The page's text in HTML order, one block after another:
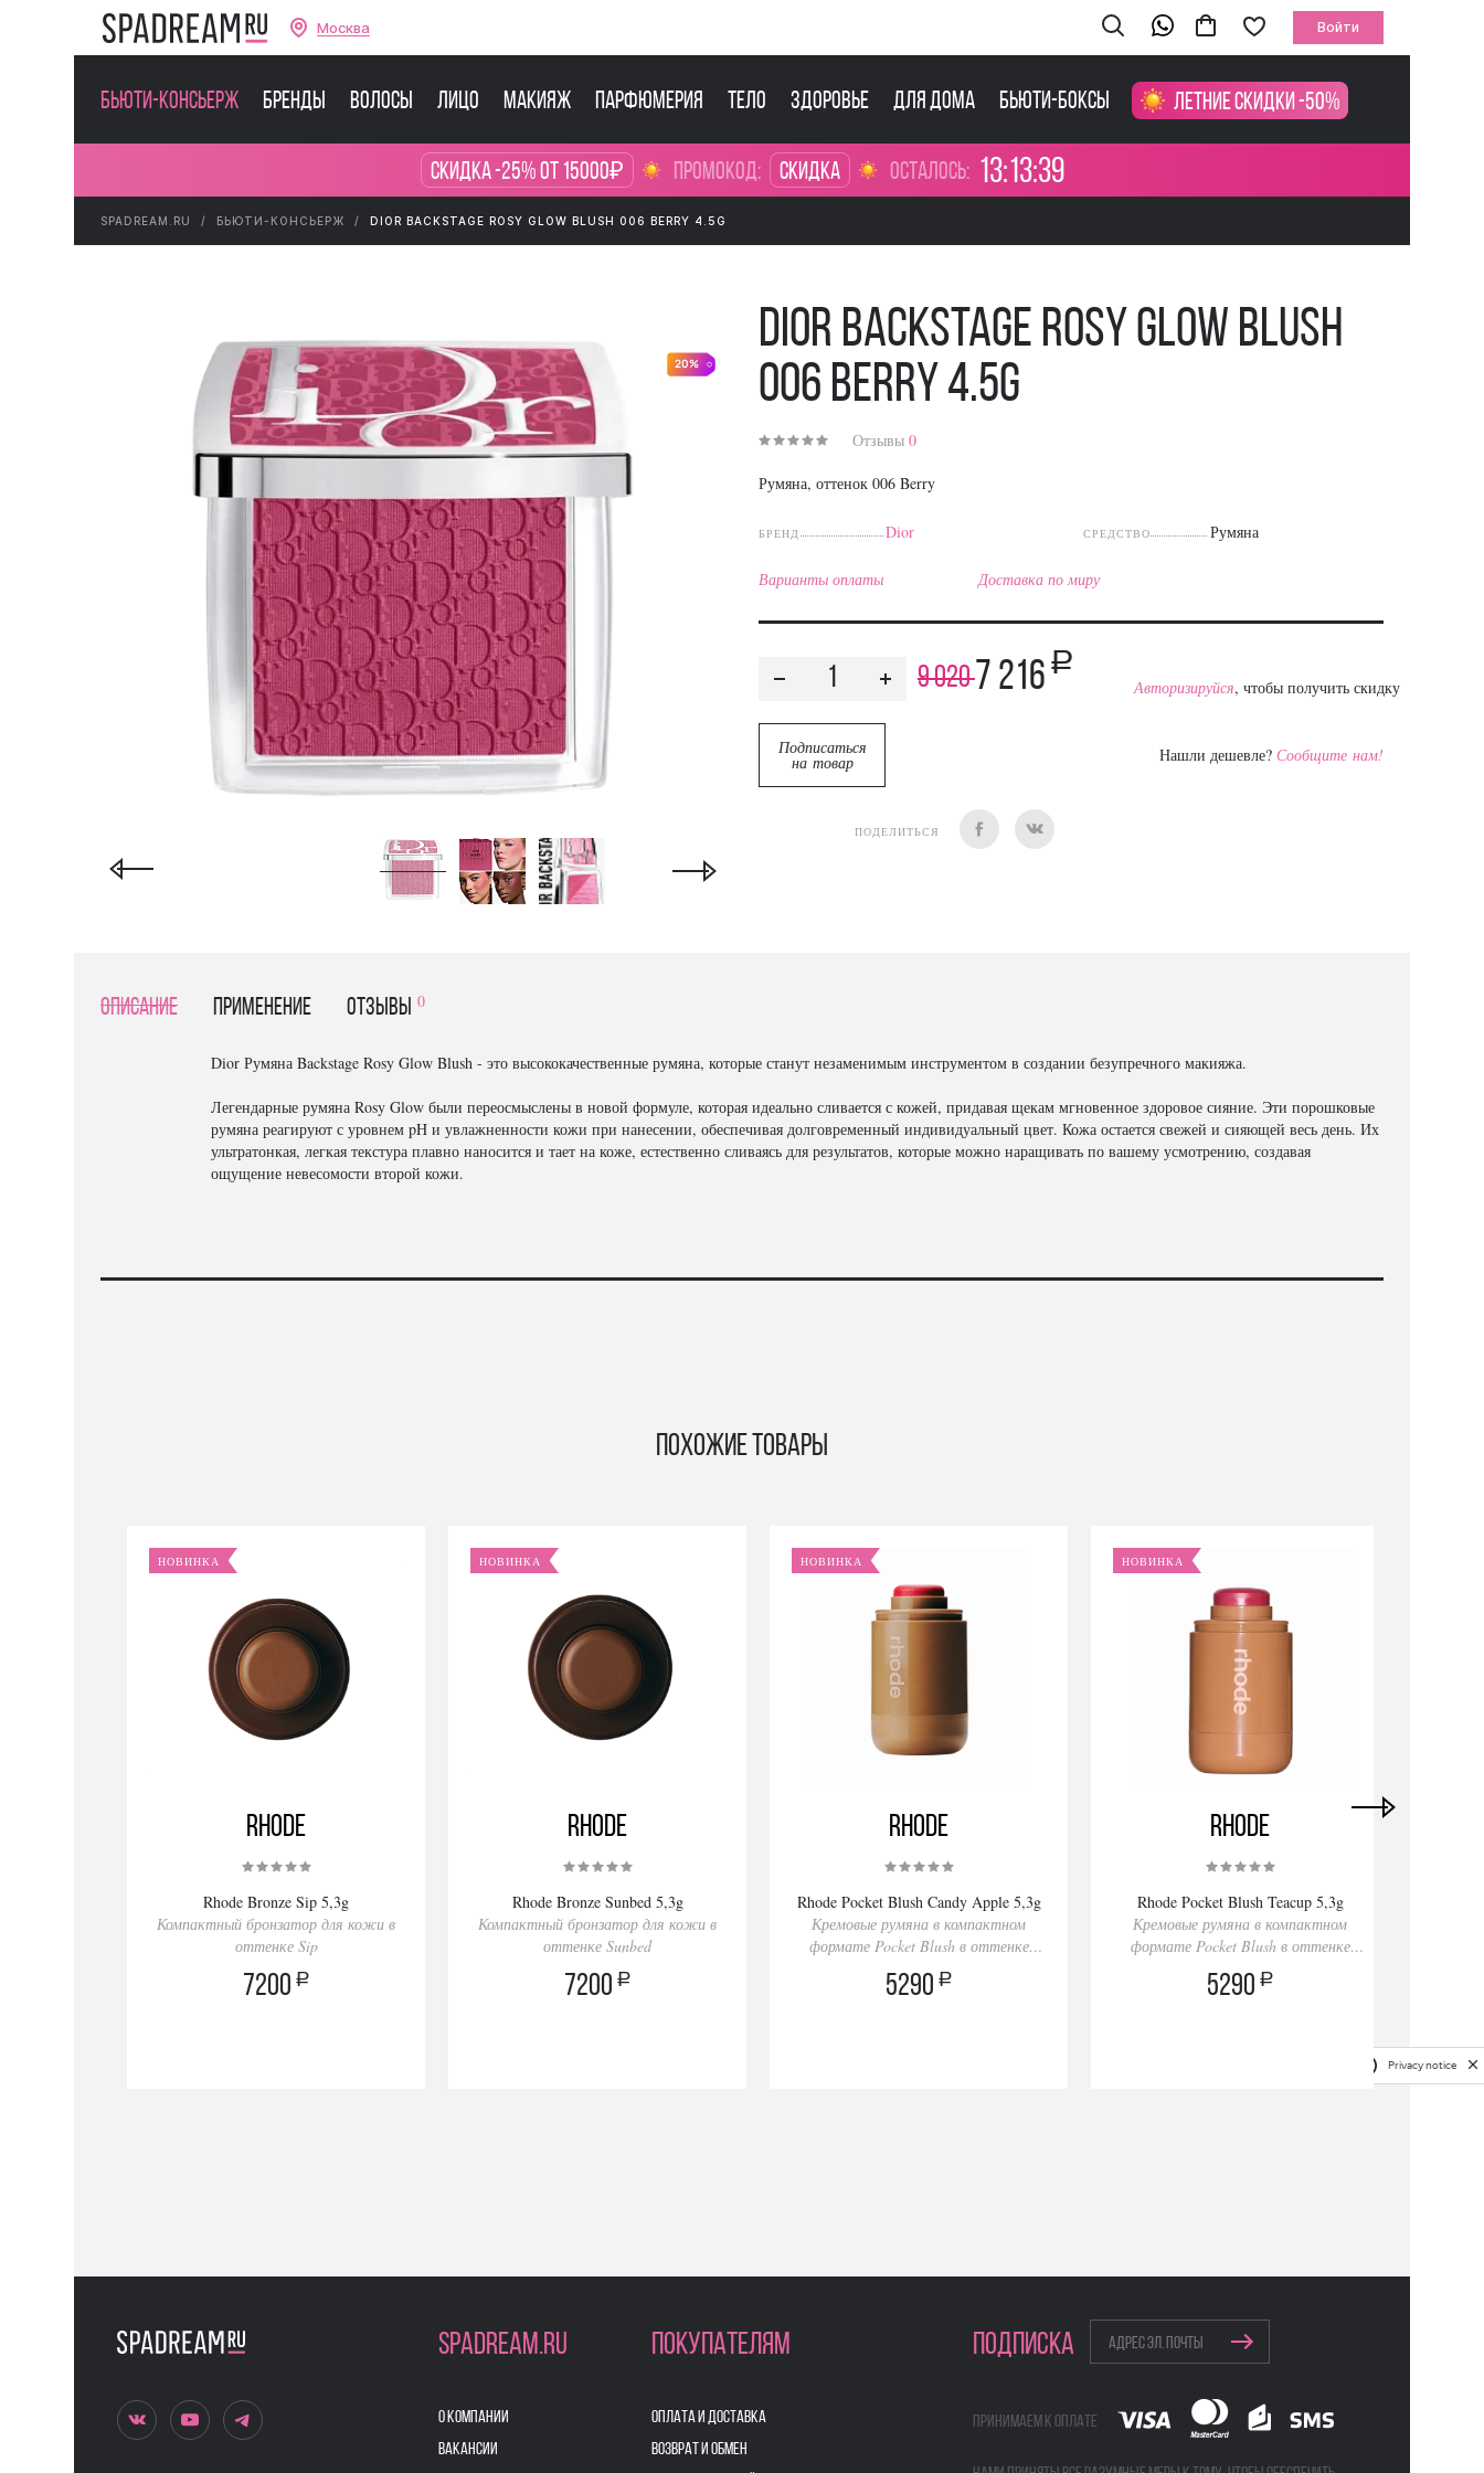
Москва Войти
Бьюти-консьерж Бренды Волосы Лицо Макияж Парфюмерия Тело Здоровье Для дома Бьюти-боксы Летние скидки -50%
Скидка -25% от 15000₽ промокод: Скидка осталось: 13:13:39
SPADREAM.RU БЬЮТИ-КОНСЬЕРЖ DIOR BACKSTAGE ROSY GLOW BLUSH 006 BERRY 4.5G
20%
Dior Backstage Rosy Glow Blush
006 Berry 4.5g
Отзывы0
Румяна, оттенок 006 Berry
БРЕНД Dior СРЕДСТВО Румяна
Варианты оплаты Доставка по миру
9 0207 216 a
Авторизируйся, чтобы получить скидку
Подписаться
на товар Нашли дешевле? Сообщите нам!
ПОДЕЛИТЬСЯ
Описание Применение отзывы 0
Dior Румяна Backstage Rosy Glow Blush - это высококачественные румяна, которые станут незаменимым инструментом в создании безупречного макияжа.
Легендарные румяна Rosy Glow были переосмыслены в новой формуле, которая идеально сливается с кожей, придавая щекам мгновенное здоровое сияние. Эти порошковые
румяна реагируют с уровнем pH и увлажненности кожи при нанесении, обеспечивая долговременный индивидуальный цвет. Кожа остается свежей и сияющей весь день. Их
ультратонкая, легкая текстура плавно наносится и тает на коже, естественно сливаясь для результатов, которые можно наращивать по вашему усмотрению, создавая
ощущение невесомости второй кожи.
Похожие товары
НОВИНКА
Rhode
Rhode Bronze Sip 5,3g
Компактный бронзатор для кожи в
оттенке Sip
7200 a
НОВИНКА
Rhode
Rhode Bronze Sunbed 5,3g
Компактный бронзатор для кожи в
оттенке Sunbed
7200 a
НОВИНКА
Rhode
Rhode Pocket Blush Candy Apple 5,3g
Кремовые румяна в компактном
формате Pocket Blush в оттенке
Candy Apple
5290 a
НОВИНКА
Rhode
Rhode Pocket Blush Teacup 5,3g
Кремовые румяна в компактном
формате Pocket Blush в оттенке
Teacup
5290 a
SPADREAM.RU
О КОМПАНИИ
ВАКАНСИИ
ПОКУПАТЕЛЯМ
ОПЛАТА И ДОСТАВКА
ВОЗВРАТ И ОБМЕН
ПОДПИСКА
Принимаем к оплате
Privacy notice